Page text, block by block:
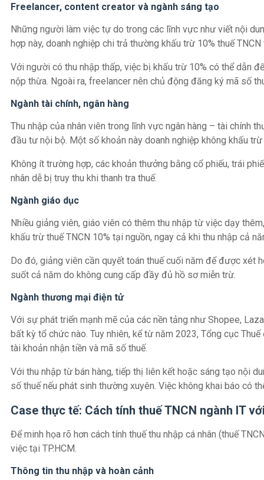
Freelancer, content creator và ngành sáng tạo
Những người làm việc tự do trong các lĩnh vực như viết nội
hợp này, doanh nghiệp chi trả thường khấu trừ 10% thuế
Với người có thu nhập thấp, việc bị khấu trừ 10% có thể dẫn
nộp thừa. Ngoài ra, freelancer nên chủ động đăng ký mã số
Ngành tài chính, ngân hàng
Thu nhập của nhân viên trong lĩnh vực ngân hàng – tài chính
đầu tư nội bộ. Một số khoản này doanh nghiệp không khấu
Không ít trường hợp, các khoản thưởng bằng cổ phiếu, trái
nhân dễ bị truy thu khi thanh tra thuế.
Ngành giáo dục
Nhiều giảng viên, giáo viên có thêm thu nhập từ việc dạy
khấu trừ thuế TNCN 10% tại nguồn, ngay cả khi thu nhập cả
Do đó, giảng viên cần quyết toán thuế cuối năm để được xét
suốt cả năm do không cung cấp đầy đủ hồ sơ miễn trừ.
Ngành thương mại điện tử
Với sự phát triển mạnh mẽ của các nền tảng như Shopee,
bất kỳ tổ chức nào. Tuy nhiên, kể từ năm 2023, Tổng cục
tài khoản nhận tiền và mã số thuế.
Với thu nhập từ bán hàng, tiếp thị liên kết hoặc sáng tạo nội
số thuế nếu phát sinh thường xuyên. Việc không khai báo có
Case thực tế: Cách tính thuế TNCN ngành IT
Để minh họa rõ hơn cách tính thuế thu nhập cá nhân (thuế
việc tại TP.HCM.
Thông tin thu nhập và hoàn cảnh